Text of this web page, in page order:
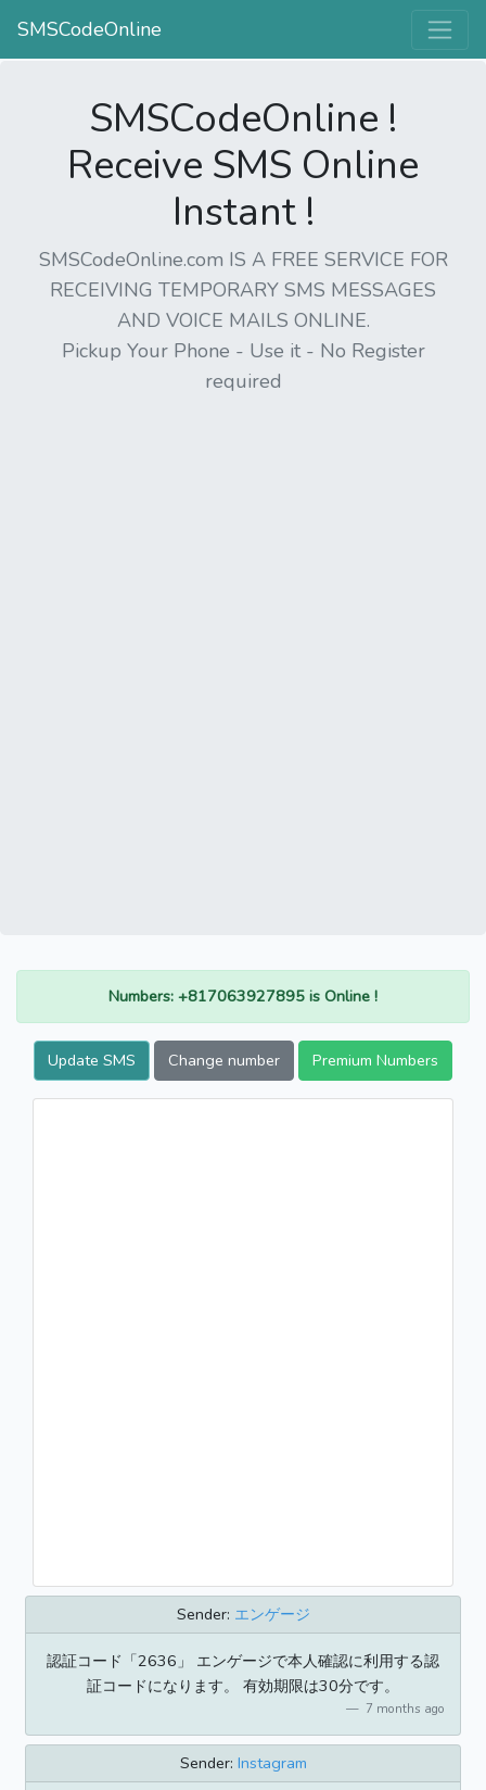
SMSCodeOnline
SMSCodeOnline !
Receive SMS Online
Instant !
SMSCodeOnline.com IS A FREE SERVICE FOR
RECEIVING TEMPORARY SMS MESSAGES
AND VOICE MAILS ONLINE.
Pickup Your Phone - Use it - No Register
required
Numbers: +817063927895 is Online !
Update SMS Change number Premium Numbers
Sender: エンゲージ
認証コード「2636」 エンゲージで本人確認に利用する認
証コードになります。 有効期限は30分です。
7 months ago
Sender: Instagram